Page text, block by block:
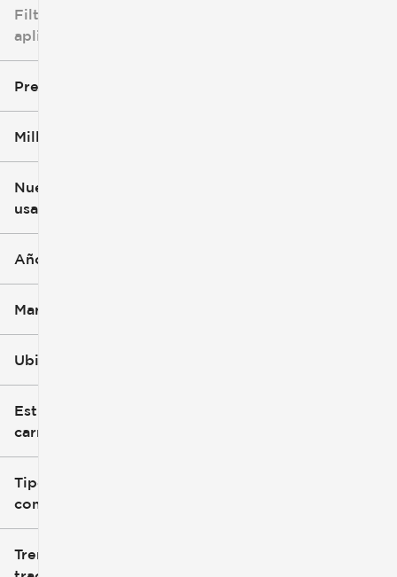
Filtros
aplicados
Precio
Millaje
0 mi
Nuevo o
usado
Año
Marca
Ubicación
Estilo de
carrocería
Tipo de
combustible
Tren de